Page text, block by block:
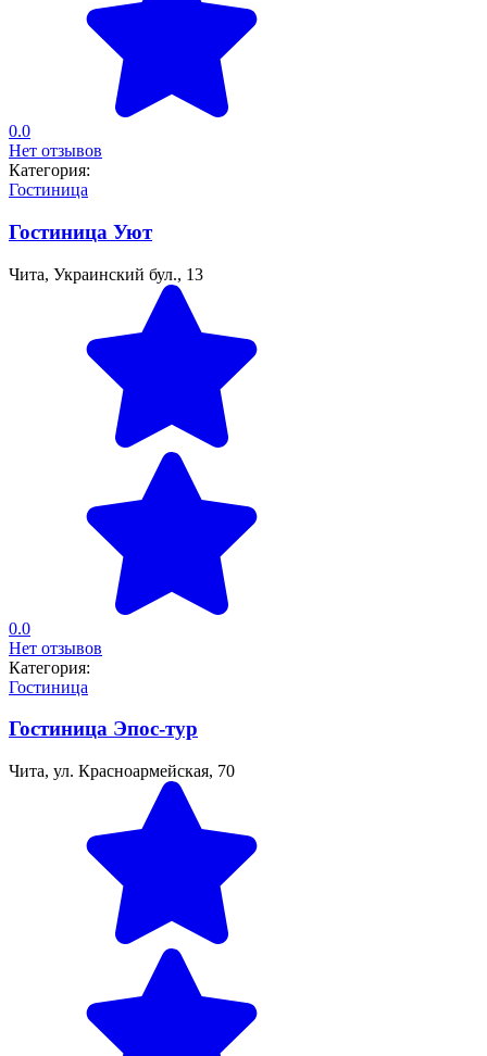
0.0
Нет отзывов
Категория:
Гостиница
Гостиница Уют
Чита, Украинский бул., 13
0.0
Нет отзывов
Категория:
Гостиница
Гостиница Эпос-тур
Чита, ул. Красноармейская, 70